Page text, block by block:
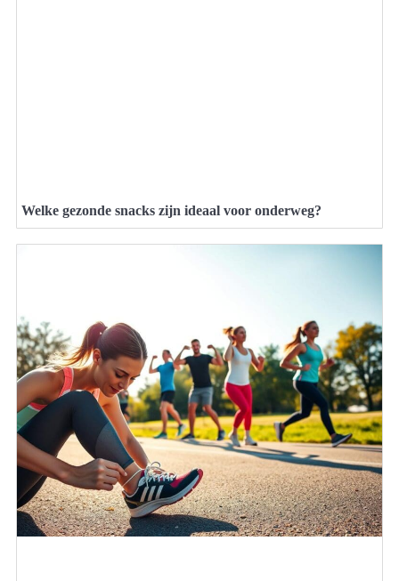
Welke gezonde snacks zijn ideaal voor onderweg?